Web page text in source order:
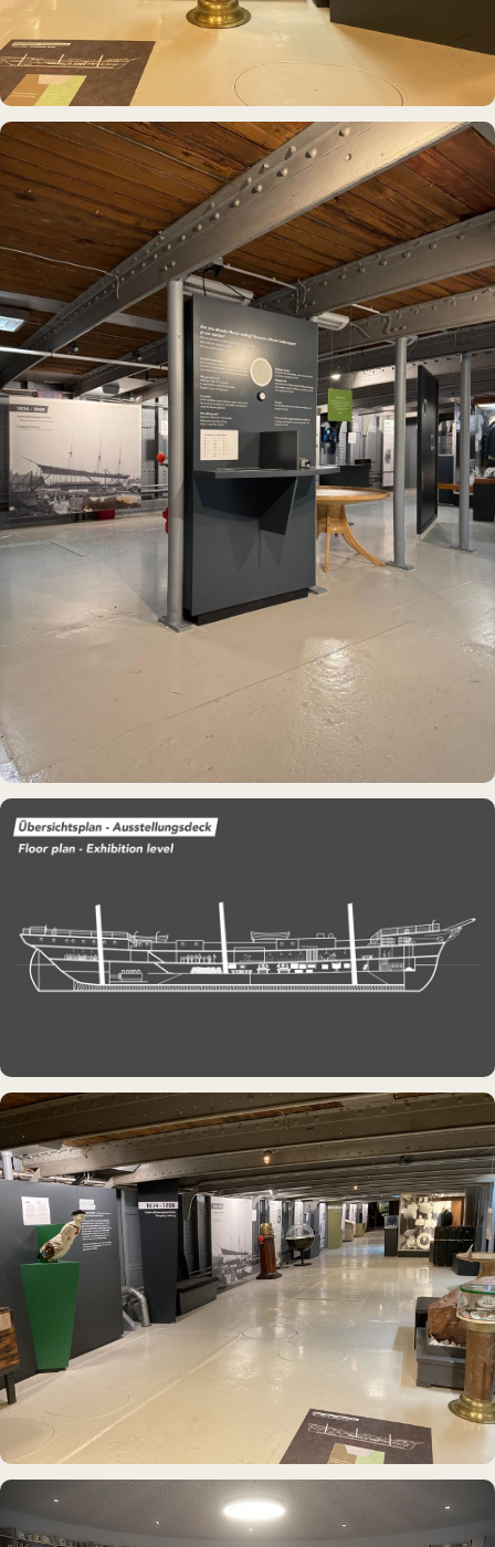
MUSEUMSSCHIFF · AUSSTELLUNG
Rickmer Rickmers
MUSEUMSSCHIFF · AUSSTELLUNG
Rickmer Rickmers
MUSEUMSSCHIFF · AUSSTELLUNG
Rickmer Rickmers
MUSEUMSSCHIFF · AUSSTELLUNG
Rickmer Rickmers